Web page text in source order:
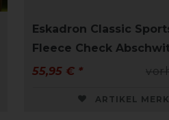
Eskadron Classic
Fleece Check
55,95 € *
ARTIKEL